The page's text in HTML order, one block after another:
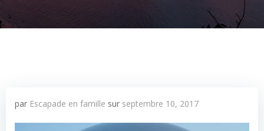
par Escapade en famille sur septembre 10, 2017